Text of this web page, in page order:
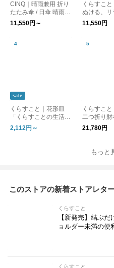
CINQ｜晴雨兼用 折り
たたみ傘 / 日傘 晴雨兼
用傘［UVケア/紫外線
対策/母の日］
11,550円～
くらすこ
ぬける、リ
ラウス
11,550円
sale
くらすこと｜花形皿
「くらすことの生活道
具 古い器の形シリー
ズ」 ［ 15cm / 18cm
2,112円～
くらすこ
二つ折り財
21,780円
もっと
このストアの新着ストアレタ
くらすこと
【新発売】結ぶ
ョルダー未満の便
くらすこと